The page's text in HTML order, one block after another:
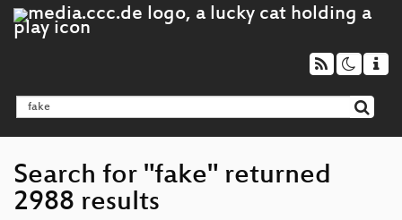
Search for "fake" returned
2988 results